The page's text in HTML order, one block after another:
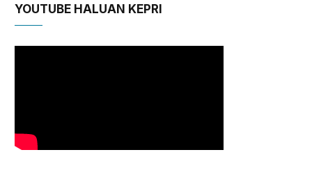
YOUTUBE HALUAN KEPRI